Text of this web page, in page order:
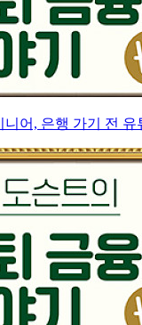
니어, 은행 가기 전 유